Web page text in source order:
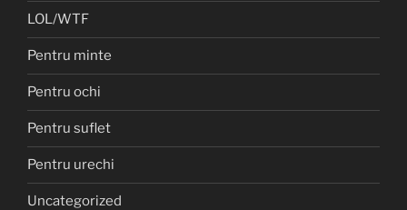
LOL/WTF
Pentru minte
Pentru ochi
Pentru suflet
Pentru urechi
Uncategorized